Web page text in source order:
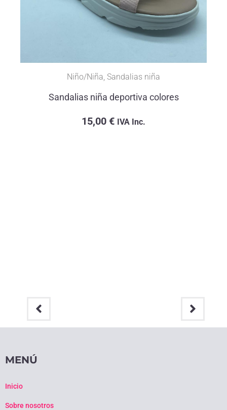
Niño/Niña Sandalias niña
Sandalias niña deportiva colores
15,00 € IVA Inc.
MENÚ
Inicio
Sobre nosotros